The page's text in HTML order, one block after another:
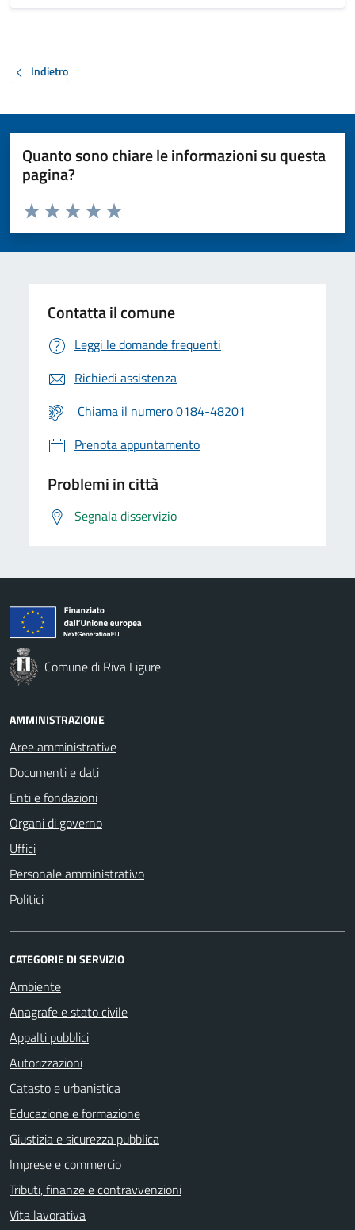
Indietro
Quanto sono chiare le informazioni su questa
pagina?
Valuta da 1 a 5 stelle la pagina
Valuta 5 stelle su 5
Valuta 4 stelle su 5
Valuta 3 stelle su 5
Valuta 2 stelle su 5
Valuta 1 stelle su 5
Contatta il comune
Leggi le domande frequenti
Richiedi assistenza
Chiama il numero 0184-48201
Prenota appuntamento
Problemi in città
Segnala disservizio
Comune di Riva Ligure
AMMINISTRAZIONE
Aree amministrative
Documenti e dati
Enti e fondazioni
Organi di governo
Uffici
Personale amministrativo
Politici
CATEGORIE DI SERVIZIO
Ambiente
Anagrafe e stato civile
Appalti pubblici
Autorizzazioni
Catasto e urbanistica
Educazione e formazione
Giustizia e sicurezza pubblica
Imprese e commercio
Tributi, finanze e contravvenzioni
Vita lavorativa